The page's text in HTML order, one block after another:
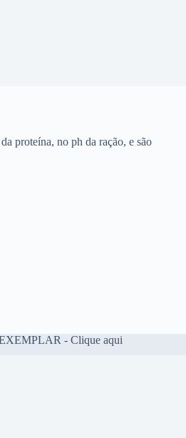
proteína, no ph da ração, e são
- Clique aqui